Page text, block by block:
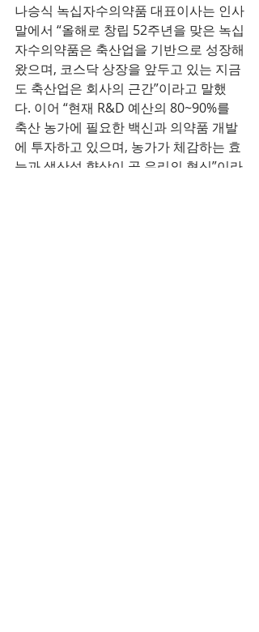
나승식 녹십자수의약품 대표이사는 인사
말에서 “올해로 창립 52주년을 맞은 녹십
자수의약품은 축산업을 기반으로 성장해
왔으며, 코스닥 상장을 앞두고 있는 지금
도 축산업은 회사의 근간”이라고 말했
다. 이어 “현재 R&D 예산의 80~90%를
축산 농가에 필요한 백신과 의약품 개발
에 투자하고 있으며, 농가가 체감하는 효
능과 생산성 향상이 곧 우리의 혁신”이라